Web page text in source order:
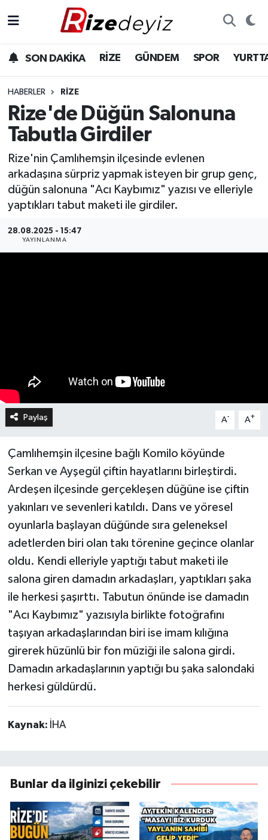
SON DAKİKA RİZE GÜNDEM SPOR
HABERLER RIZE
Rize'de Düğün Salonuna
Tabutla Girdiler
Rize'nin Çamlıhemşin ilçesinde evlenen
arkadaşına sürpriz yapmak isteyen bir grup genç,
düğün salonuna "Acı Kaybımız" yazısı ve elleriyle
yaptıkları tabut maketi ile girdiler.
28.08.2025 - 15:47
YAYINLANMA
Paylaş A- A+
Çamlıhemşin ilçesine bağlı Komilo köyünde
Serkan ve Ayşegül çiftin hayatlarını birleştirdi.
Ardeşen ilçesinde gerçekleşen düğüne ise çiftin
yakınları ve sevenleri katıldı. Dans ve yöresel
oyunlarla başlayan düğünde sıra geleneksel
adetlerden biri olan takı törenine geçince olanlar
oldu. Kendi elleriyle yaptığı tabut maketi ile
salona giren damadın arkadaşları, yaptıkları şaka
ile herkesi şaşırttı. Tabutun önünde ise damadın
"Acı Kaybımız" yazısıyla birlikte fotoğrafını
taşıyan arkadaşlarından biri ise imam kılığına
girerek hüzünlü bir fon müziği ile salona girdi.
Damadın arkadaşlarının yaptığı bu şaka salondaki
herkesi güldürdü.
Kaynak: İHA
Bunlar da ilginizi çekebilir
Gündem
Yurttan Haberler
Ekonomi
Teknoloji
Rize Hava Durumu
Rize Trafik Yoğunluk Haritası
Süper Lig Puan Durumu ve Fikstür
Tüm Manşetler
Son Dakika Haberleri
Haber Arşivi